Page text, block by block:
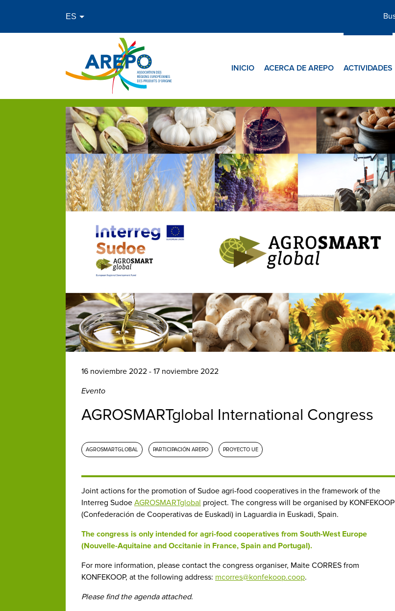
INICIO ACERCA DE AREPO ACTIVIDADES
16 noviembre 2022 - 17 noviembre 2022
Evento
AGROSMARTglobal International Congress
AGROSMARTGLOBAL PARTICIPACIÓN AREPO PROYECTO UE
Joint actions for the promotion of Sudoe agri-food cooperatives in the framework of the
Interreg Sudoe AGROSMARTglobal project. The congress will be organised by KONFEKOOP
(Confederación de Cooperativas de Euskadi) in Laguardia in Euskadi, Spain.
The congress is only intended for agri-food cooperatives from South-West Europe
(Nouvelle-Aquitaine and Occitanie in France, Spain and Portugal).
For more information, please contact the congress organiser, Maite CORRES from
KONFEKOOP, at the following address: mcorres@konfekoop.coop.
Please find the agenda attached.